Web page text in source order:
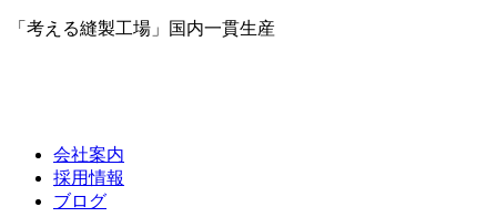
「考える縫製工場」国内一貫生産
会社案内
採用情報
ブログ